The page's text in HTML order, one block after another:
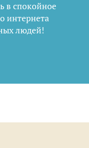
в спокойное
интернета
людей!